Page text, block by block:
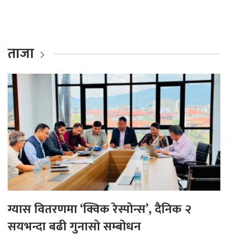
ताजा
ग्यास वितरणमा ‘क्विक रेस्पोन्स’, दैनिक २
सयभन्दा बढी गुनासो सम्बोधन